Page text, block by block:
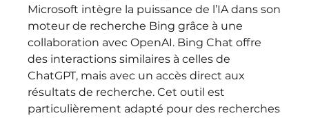
Microsoft intègre la puissance de l’IA dans son
moteur de recherche Bing grâce à une
collaboration avec OpenAI. Bing Chat offre
des interactions similaires à celles de
ChatGPT, mais avec un accès direct aux
résultats de recherche. Cet outil est
particulièrement adapté pour des recherches